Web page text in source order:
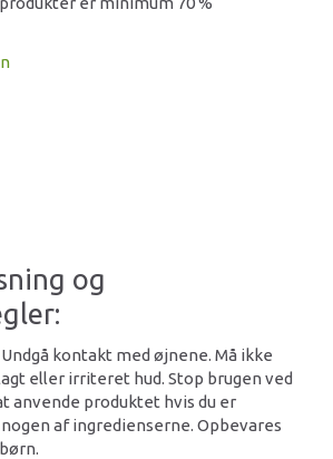
og
kontakt med øjnene. Må ikke
eller irriteret hud. Stop brugen ved
anvende produktet hvis du er
af ingredienserne. Opbevares